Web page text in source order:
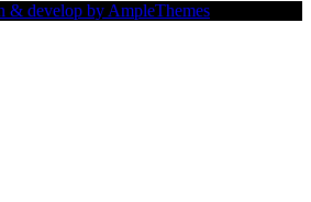
& develop by AmpleThemes